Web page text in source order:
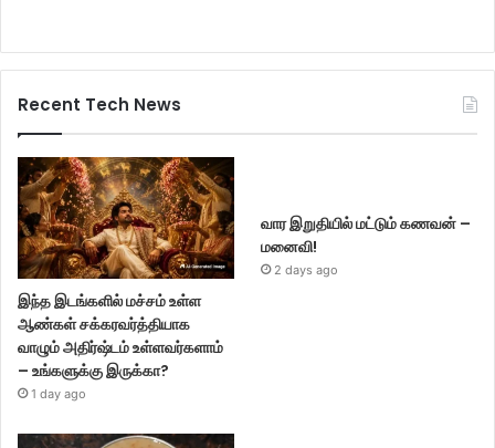
Recent Tech News
இந்த இடங்களில் மச்சம் உள்ள
ஆண்கள் சக்கரவர்த்தியாக
வாழும் அதிர்ஷ்டம் உள்ளவர்களாம்
– உங்களுக்கு இருக்கா?
1 day ago
வார இறுதியில் மட்டும் கணவன் –
மனைவி!
2 days ago